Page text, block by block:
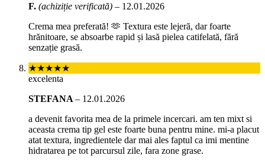
F. (achiziție verificată) – 12.01.2026
Crema mea preferată! 🫶 Textura este lejeră, dar foarte
hrănitoare, se absoarbe rapid și lasă pielea catifelată, fără
senzație grasă.
★★★★★
excelenta
STEFANA – 12.01.2026
a devenit favorita mea de la primele incercari. am ten mixt si
aceasta crema tip gel este foarte buna pentru mine. mi-a placut
atat textura, ingredientele dar mai ales faptul ca imi mentine
hidratarea pe tot parcursul zile, fara zone grase.